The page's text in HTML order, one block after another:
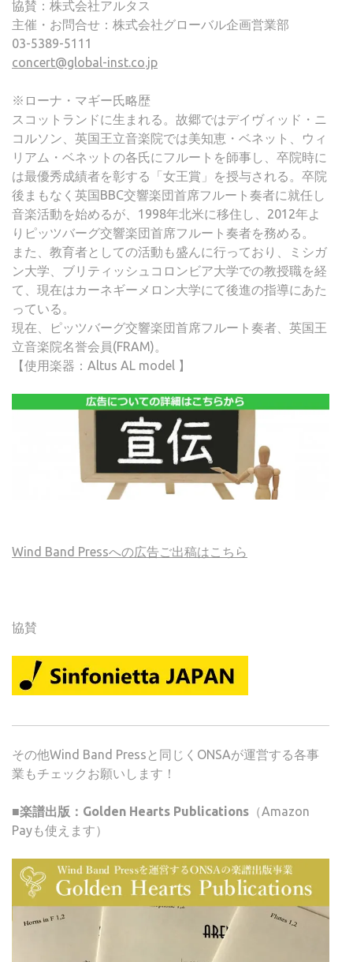
協賛：株式会社アルタス
主催・お問合せ：株式会社グローバル企画営業部
03-5389-5111
concert@global-inst.co.jp
※ローナ・マギー氏略歴
スコットランドに生まれる。故郷ではデイヴィッド・ニ
コルソン、英国王立音楽院では美知恵・ベネット、ウィ
リアム・ベネットの各氏にフルートを師事し、卒院時に
は最優秀成績者を彰する「女王賞」を授与される。卒院
後まもなく英国BBC交響楽団首席フルート奏者に就任し
音楽活動を始めるが、1998年北米に移住し、2012年よ
りピッツバーグ交響楽団首席フルート奏者を務める。
また、教育者としての活動も盛んに行っており、ミシガ
ン大学、ブリティッシュコロンビア大学での教授職を経
て、現在はカーネギーメロン大学にて後進の指導にあた
っている。
現在、ピッツバーグ交響楽団首席フルート奏者、英国王
立音楽院名誉会員(FRAM)。
【使用楽器：Altus AL model 】
Wind Band Pressへの広告ご出稿はこちら
協賛
その他Wind Band Pressと同じくONSAが運営する各事
業もチェックお願いします！
■楽譜出版：Golden Hearts Publications （Amazon
Payも使えます）